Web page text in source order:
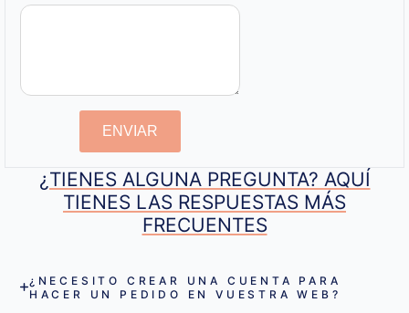
ENVIAR
¿TIENES ALGUNA PREGUNTA? AQUÍ
TIENES LAS RESPUESTAS MÁS
FRECUENTES
¿NECESITO CREAR UNA CUENTA PARA
HACER UN PEDIDO EN VUESTRA WEB?